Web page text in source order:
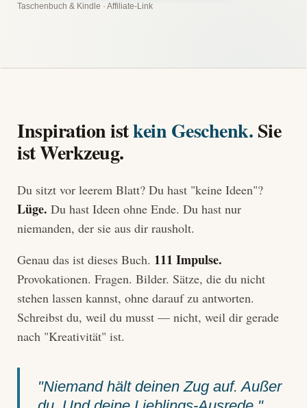
Taschenbuch & Kindle · Affiliate-Link
Inspiration istkein Geschenk.Sie
ist Werkzeug.
Du sitzt vor leerem Blatt? Du hast "keine Ideen"?
Lüge. Du hast Ideen ohne Ende. Du hast nur
niemanden, der sie aus dir rausholt.
Genau das ist dieses Buch. 111 Impulse.
Provokationen. Fragen. Bilder. Sätze, die du nicht
stehen lassen kannst, ohne darauf zu antworten.
Schreibst du, weil du musst — nicht, weil dir gerade
nach "Kreativität" ist.
"Niemand hält deinen Zug auf. Außer